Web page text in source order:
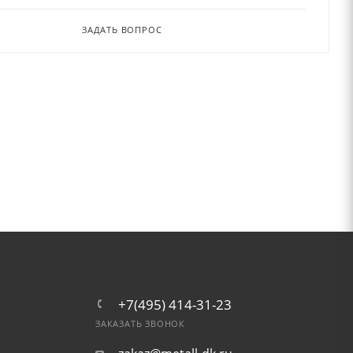
ЗАДАТЬ ВОПРОС
+7(495) 414-31-23
ЗАКАЗАТЬ ЗВОНОК